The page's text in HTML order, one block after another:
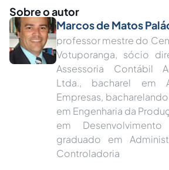
Sobre o autor
Marcos de Matos
professor mestre do
Votuporanga, sócio
Assessoria Contábil
Ltda., bacharel em
Empresas,
em Engenharia da
em
graduado em
Controladoria